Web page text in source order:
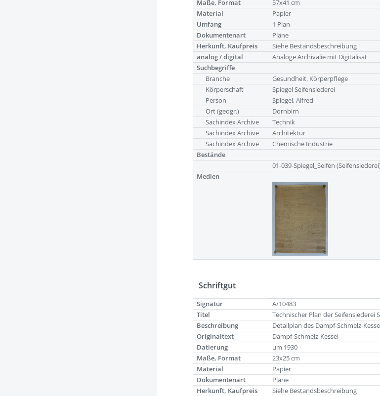
Maße, Format
57x41 cm
Material
Papier
Umfang
1 Plan
Dokumentenart
Pläne
Herkunft, Kaufpreis
Siehe Bestandsbeschreibung
analog / digital
Analoge Archivalie mit Digitalisat
Suchbegriffe
Branche
Gesundheit, Körperpflege
Körperschaft
Spiegel Seifensiederei
Person
Spiegel, Alfred
Ort (geogr.)
Dornbirn
Sachindex Archive
Technik
Sachindex Archive
Architektur
Sachindex Archive
Chemische Industrie
Bestände
01-039-Spiegel_Seifen
Medien
Schriftgut
Signatur
A/10483
Titel
Technischer Plan der Seifensiederei
Beschreibung
Detailplan des Dampf-Schmelz-
Originaltext
Dampf-Schmelz-Kessel
Datierung
um 1930
Maße, Format
23x25 cm
Material
Papier
Dokumentenart
Pläne
Herkunft, Kaufpreis
Siehe Bestandsbeschreibung